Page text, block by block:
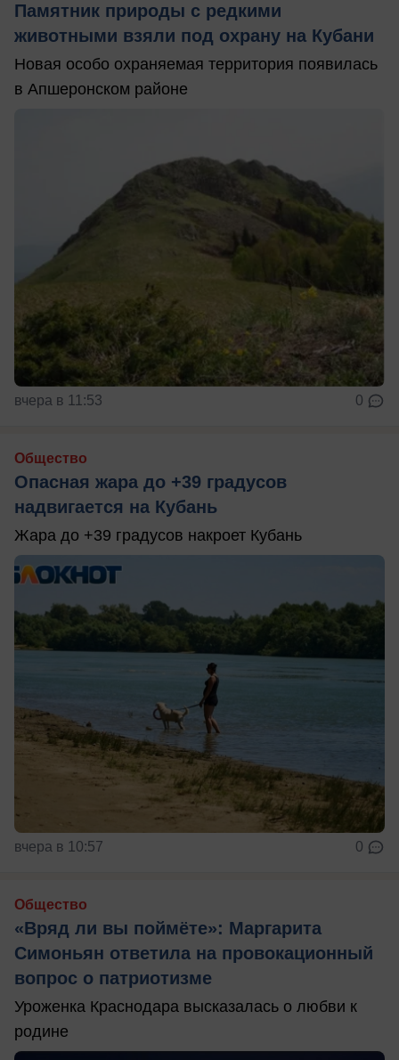
Памятник природы с редкими
животными взяли под охрану на Кубани
Новая особо охраняемая территория появилась
в Апшеронском районе
вчера в 11:53 0
Общество
Опасная жара до +39 градусов
надвигается на Кубань
Жара до +39 градусов накроет Кубань
вчера в 10:57 0
Общество
«Вряд ли вы поймёте»: Маргарита
Симоньян ответила на провокационный
вопрос о патриотизме
Уроженка Краснодара высказалась о любви к
родине